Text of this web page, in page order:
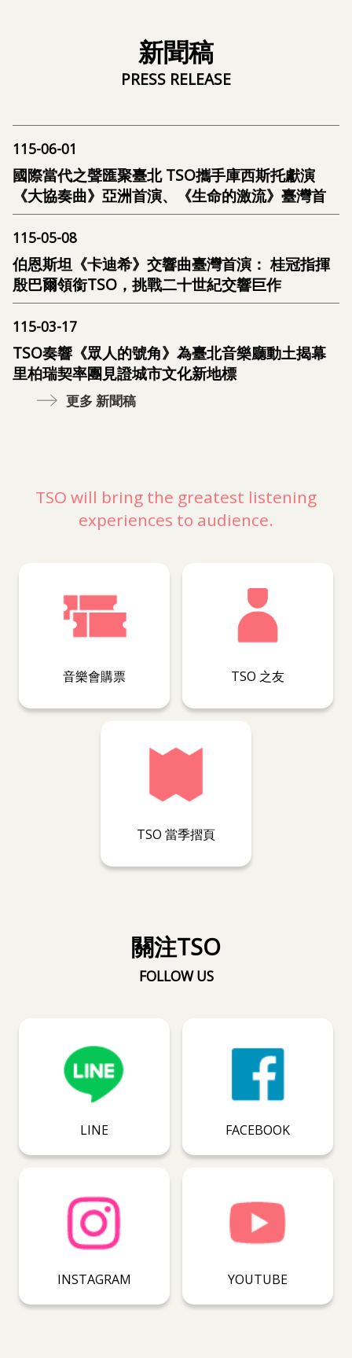
新聞稿
115-06-01
國際當代之聲匯聚臺北 TSO攜手庫西斯托獻演
《大協奏曲》亞洲首演、《生命的激流》臺灣首
演
115-05-08
伯恩斯坦《卡迪希》交響曲臺灣首演： 桂冠指揮
殷巴爾領銜TSO，挑戰二十世紀交響巨作
115-03-17
TSO奏響《眾人的號角》為臺北音樂廳動土揭幕
里柏瑞契率團見證城市文化新地標
更多 新聞稿
TSO will bring the greatest listening
experiences to audience.
音樂會購票 TSO 之友
TSO 當季摺頁
關注TSO
LINE FACEBOOK
INSTAGRAM YOUTUBE